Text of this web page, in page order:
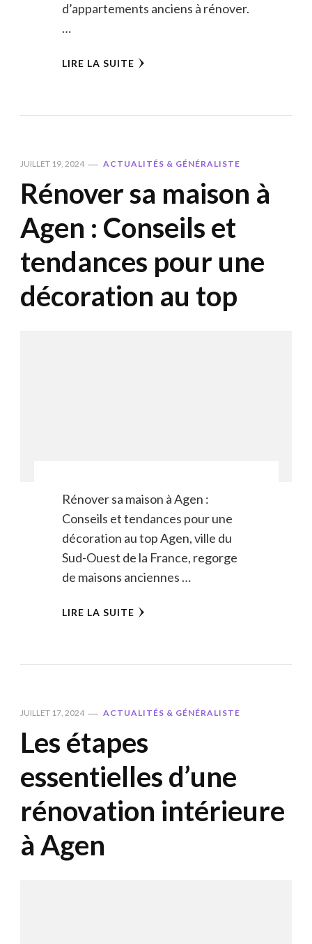
d’appartements anciens à rénover.
…
LIRE LA SUITE
JUILLET 19, 2024 ACTUALITÉS & GÉNÉRALISTE
Rénover sa maison à
Agen : Conseils et
tendances pour une
décoration au top
Rénover sa maison à Agen :
Conseils et tendances pour une
décoration au top Agen, ville du
Sud-Ouest de la France, regorge
de maisons anciennes …
LIRE LA SUITE
JUILLET 17, 2024 ACTUALITÉS & GÉNÉRALISTE
Les étapes
essentielles d’une
rénovation intérieure
à Agen